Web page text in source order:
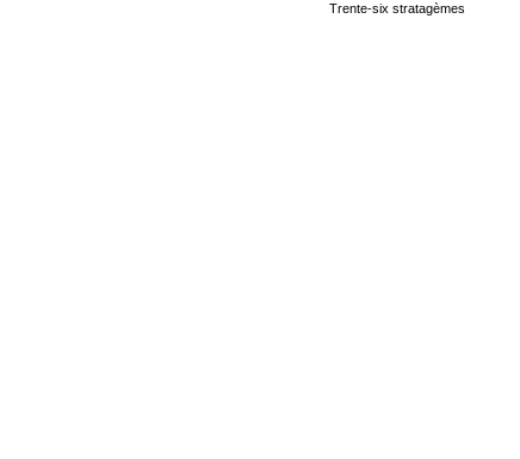
Trente-six stratagèmes